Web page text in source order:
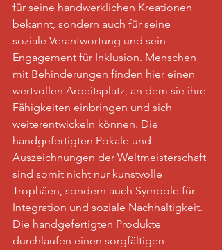
für seine handwerklichen Kreationen
bekannt, sondern auch für seine
soziale Verantwortung und sein
Engagement für Inklusion. Menschen
mit Behinderungen finden hier einen
wertvollen Arbeitsplatz, an dem sie ihre
Fähigkeiten einbringen und sich
weiterentwickeln können. Die
handgefertigten Pokale und
Auszeichnungen der Weltmeisterschaft
sind somit nicht nur kunstvolle
Trophäen, sondern auch Symbole für
Integration und soziale Nachhaltigkeit.
Die handgefertigten Produkte
durchlaufen einen sorgfältigen